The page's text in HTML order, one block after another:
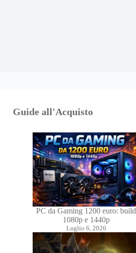
Guide all'Acquisto
PC da Gaming 1200 euro: build
1080p e 1440p
Luglio 6, 2026